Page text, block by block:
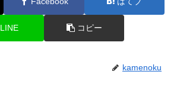
LINE コピー
kamenoku